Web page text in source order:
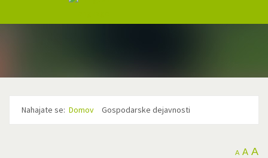
Nahajate se: Domov Gospodarske dejavnosti
A A A